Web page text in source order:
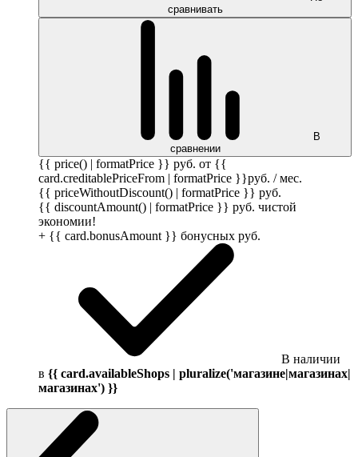
сравнивать
В
сравнении
{{ price() | formatPrice }} руб. от {{
card.creditablePriceFrom | formatPrice }}руб. / мес.
{{ priceWithoutDiscount() | formatPrice }} руб.
{{ discountAmount() | formatPrice }} руб. чистой
экономии!
+ {{ card.bonusAmount }} бонусных руб.
В наличии
в {{ card.availableShops | pluralize('магазине|магазинах|
магазинах') }}